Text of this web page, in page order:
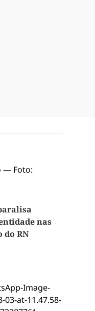
nas
do RN